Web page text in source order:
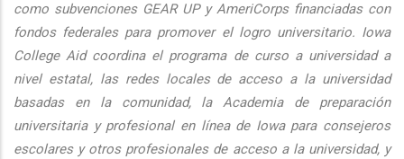
como subvenciones GEAR UP y AmeriCorps financiadas con
fondos federales para promover el logro universitario. Iowa
College Aid coordina el programa de curso a universidad a
nivel estatal, las redes locales de acceso a la universidad
basadas en la comunidad, la Academia de preparación
universitaria y profesional en línea de Iowa para consejeros
escolares y otros profesionales de acceso a la universidad, y